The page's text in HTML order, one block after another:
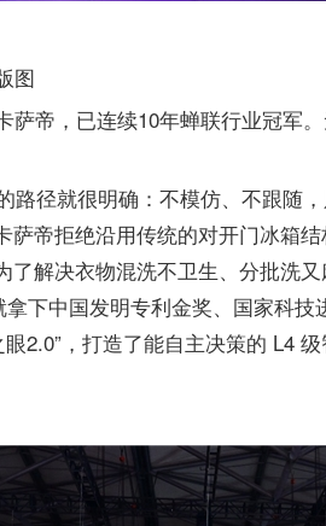
图
萨帝，已连续10年蝉联行业冠军
路径就很明确：不模仿、不跟随
帝拒绝沿用传统的对开门冰箱
了解决衣物混洗不卫生、分批洗
下中国发明专利金奖、国家科
2.0”，打造了能自主决策的 L4